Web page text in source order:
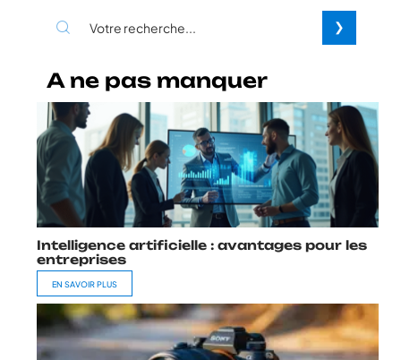
A ne pas manquer
Intelligence artificielle : avantages pour les
entreprises
EN SAVOIR PLUS